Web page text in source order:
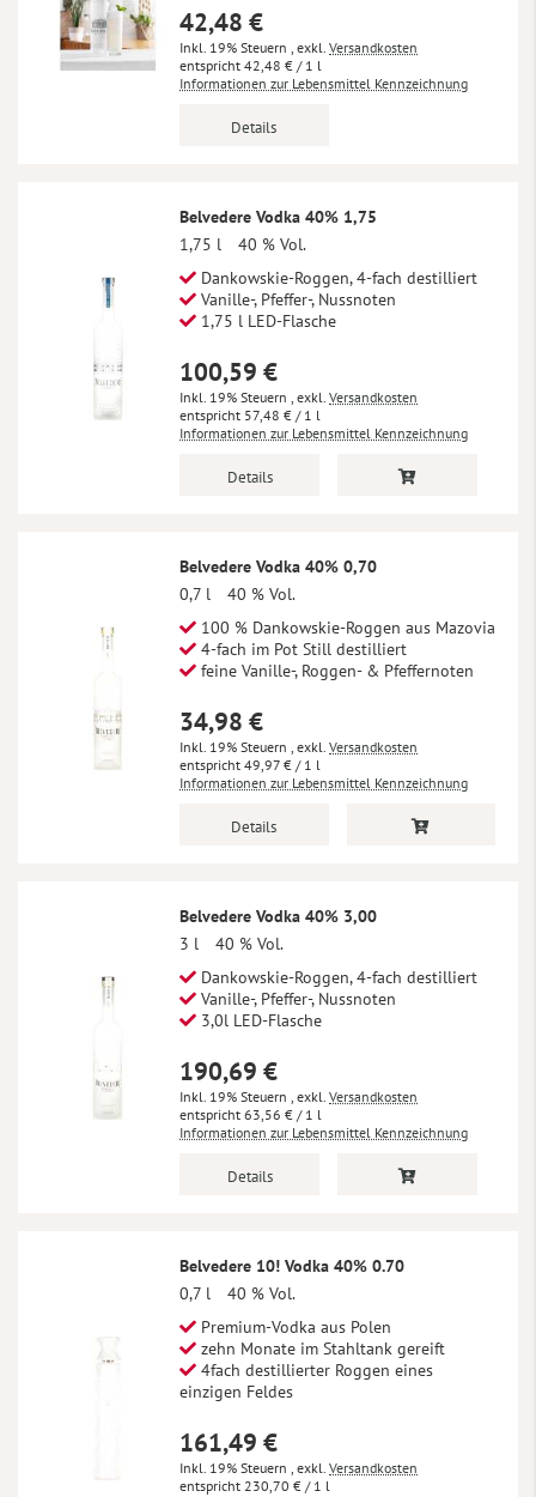
42,48 €
Inkl. 19% Steuern , exkl. Versandkosten
42,48 € / 1 l
Informationen zur Lebensmittel Kennzeichnung
Details
Belvedere Vodka 40% 1,75
1,75 l
40 % Vol.
Dankowskie-Roggen, 4-fach destilliert
Vanille-, Pfeffer-, Nussnoten
1,75 l LED-Flasche
100,59 €
Inkl. 19% Steuern , exkl. Versandkosten
57,48 € / 1 l
Informationen zur Lebensmittel Kennzeichnung
Details
Belvedere Vodka 40% 0,70
0,7 l
40 % Vol.
100 % Dankowskie-Roggen aus Mazovia
4-fach im Pot Still destilliert
feine Vanille-, Roggen- & Pfeffernoten
34,98 €
Inkl. 19% Steuern , exkl. Versandkosten
49,97 € / 1 l
Informationen zur Lebensmittel Kennzeichnung
Details
Belvedere Vodka 40% 3,00
3 l
40 % Vol.
Dankowskie-Roggen, 4-fach destilliert
Vanille-, Pfeffer-, Nussnoten
3,0l LED-Flasche
190,69 €
Inkl. 19% Steuern , exkl. Versandkosten
63,56 € / 1 l
Informationen zur Lebensmittel Kennzeichnung
Details
Belvedere 10! Vodka 40% 0.70
0,7 l
40 % Vol.
Premium-Vodka aus Polen
zehn Monate im Stahltank gereift
4fach destillierter Roggen eines
einzigen Feldes
161,49 €
Inkl. 19% Steuern , exkl. Versandkosten
230,70 € / 1 l